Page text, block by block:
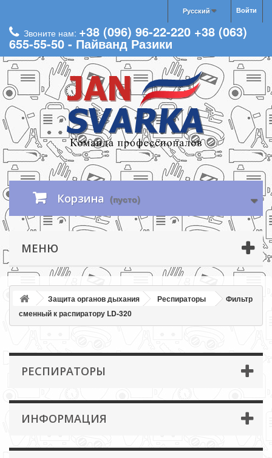
Войти
Русский
Звоните нам: +38 (096) 96-22-220 +38 (063)
655-55-50 - Пайванд Разики
Корзина (пусто)
МЕНЮ
Защита органов дыхания Респираторы
Фильтр
сменный к распиратору LD-320
РЕСПИРАТОРЫ
ИНФОРМАЦИЯ